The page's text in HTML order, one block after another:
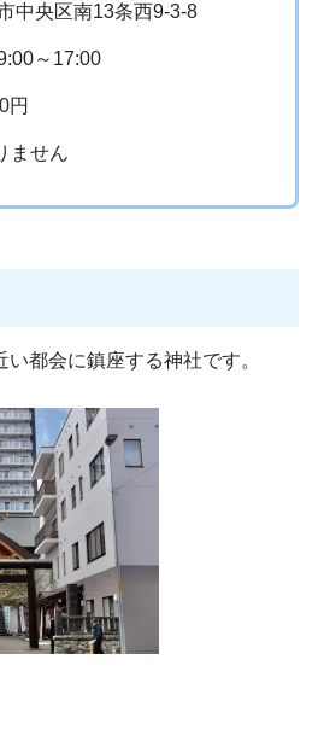
中央区南13条西9-3-8
～17:00
円
ません
都会に鎮座する神社です。